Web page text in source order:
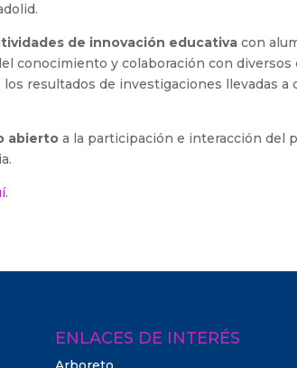
de innovación educativa con
conocimiento y colaboración con diversos
resultados de investigaciones llevadas a
abierto a la participación e interacción del
.
ENLACES DE INTERÉS